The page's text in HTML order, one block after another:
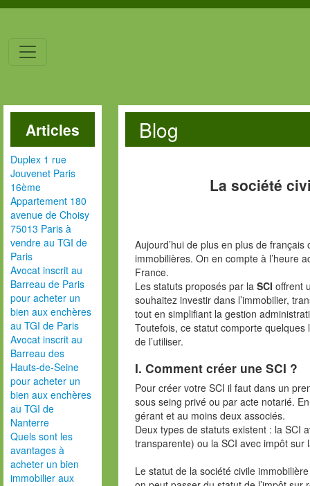
Articles
Duplex 1 rue
Jouvenet Paris
16ème
Appartement 180
avenue de Choisy
75013 Paris à
vendre au TGI de
Paris
Avocat inscrit au
Barreau de Paris
pour acheter un
bien aux enchères
au TGI de Paris
Avocat inscrit au
Barreau des
Hauts-de-Seine
pour acheter un
bien aux enchères
au TGI de
Nanterre
Quels sont les
avantages à
acheter un bien
immobilier aux
Blog
La société
Aujourd’hui de plus en plus de
immobilières. On en compte à l’heure
France.
Les statuts proposés par la SCI offrent
souhaitez investir dans l’immobilier,
tout en simplifiant la gestion
Toutefois, ce statut comporte quelques
de l’utiliser.
I. Comment créer une SCI ?
Pour créer votre SCI il faut dans un
sous seing privé ou par acte notarié.
gérant et au moins deux associés.
Deux types de statuts existent : la SCI
transparente) ou la SCI avec impôt sur
Le statut de la société civile